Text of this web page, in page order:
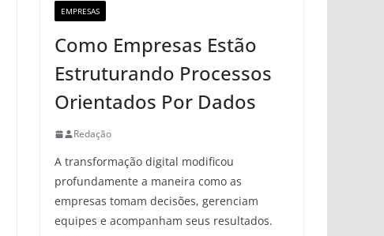
EMPRESAS
Como Empresas Estão
Estruturando Processos
Orientados Por Dados
Redação
A transformação digital modificou
profundamente a maneira como as
empresas tomam decisões, gerenciam
equipes e acompanham seus resultados.